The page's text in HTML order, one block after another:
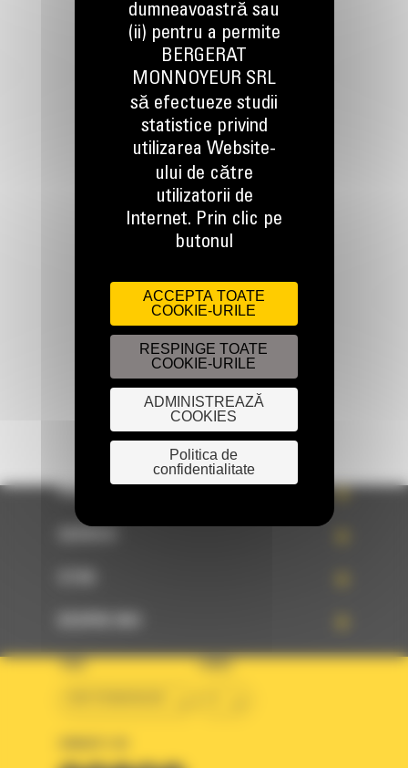
TINEM LEGATURA
Apelati-ne
Scrieti-ne
TRIMITETI O CERERE
PRODUSE
TARA LIMBA
dumneavoastră sau
(ii) pentru a permite
BERGERAT
MONNOYEUR SRL
să efectueze studii
statistice privind
utilizarea Website-
ului de către
utilizatorii de
Internet. Prin clic pe
butonul
ACCEPTA TOATE
COOKIE-URILE
RESPINGE TOATE
COOKIE-URILE
ADMINISTREAZĂ
COOKIES
Politica de
confidentialitate